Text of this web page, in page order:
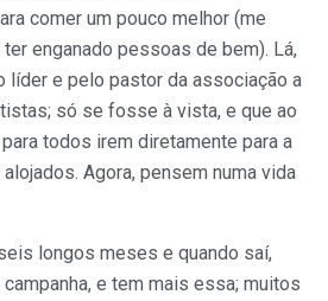
comer um pouco melhor (me
enganado pessoas de bem). Lá,
líder e pelo pastor da associação a
só se fosse à vista, e que ao
todos irem diretamente para a
Agora, pensem numa vida
longos meses e quando saí,
e tem mais essa; muitos